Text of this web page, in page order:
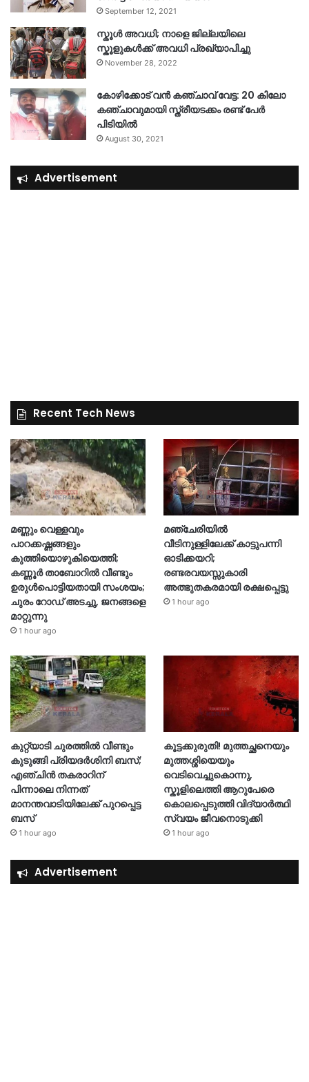
September 12, 2021
സ്കൂൾ അവധി; നാളെ ജില്ലയിലെ
സ്കൂളുകൾക്ക് അവധി പ്രഖ്യാപിച്ചു
November 28, 2022
കോഴിക്കോട് വൻ കഞ്ചാവ് വേട്ട: 20 കിലോ
കഞ്ചാവുമായി സ്ത്രീയടക്കം രണ്ട് പേർ
പിടിയിൽ
August 30, 2021
Advertisement
Recent Tech News
മണ്ണും വെള്ളവും
പാറക്കഷ്ണങ്ങളും
കുത്തിയൊഴുകിയെത്തി;
കണ്ണൂർ താബോറിൽ വീണ്ടും
ഉരുൾപൊട്ടിയതായി സംശയം;
ചുരം റോഡ് അടച്ചു, ജനങ്ങളെ
മാറ്റുന്നു
1 hour ago
മഞ്ചേരിയിൽ
വീടിനുള്ളിലേക്ക് കാട്ടുപന്നി
ഓടിക്കയറി;
രണ്ടരവയസ്സുകാരി
അത്ഭുതകരമായി രക്ഷപ്പെട്ടു
1 hour ago
കുറ്റ്യാടി ചുരത്തിൽ വീണ്ടും
കുടുങ്ങി പ്രിയദർശിനി ബസ്;
എഞ്ചിൻ തകരാറിന്
പിന്നാലെ നിന്നത്
മാനന്തവാടിയിലേക്ക് പുറപ്പെട്ട
ബസ്
1 hour ago
കൂട്ടക്കുരുതി! മുത്തച്ഛനെയും
മുത്തശ്ശിയെയും
വെടിവെച്ചുകൊന്നു,
സ്കൂളിലെത്തി ആറുപേരെ
കൊലപ്പെടുത്തി വിദ്യാ‍ർത്ഥി
സ്വയം ജീവനൊടുക്കി
1 hour ago
Advertisement